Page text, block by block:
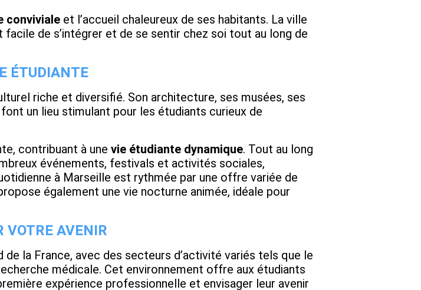
conviviale et l’accueil chaleureux de ses habitants. La ville
de s’intégrer et de se sentir chez soi tout au long de
ÉTUDIANTE
riche et diversifié. Son architecture, ses musées, ses
un lieu stimulant pour les étudiants curieux de
contribuant à une vie étudiante dynamique. Tout au long
événements, festivals et activités sociales,
à Marseille est rythmée par une offre variée de
également une vie nocturne animée, idéale pour
VOTRE AVENIR
la France, avec des secteurs d’activité variés tels que le
médicale. Cet environnement offre aux étudiants
expérience professionnelle et envisager leur avenir